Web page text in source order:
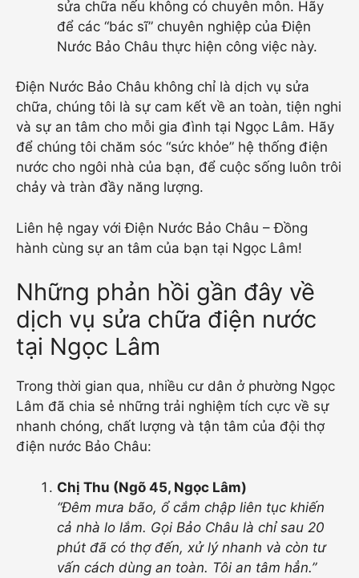
sửa chữa nếu không có chuyên môn. Hãy
để các “bác sĩ” chuyên nghiệp của Điện
Nước Bảo Châu thực hiện công việc này.
Điện Nước Bảo Châu không chỉ là dịch vụ sửa
chữa, chúng tôi là sự cam kết về an toàn, tiện nghi
và sự an tâm cho mỗi gia đình tại Ngọc Lâm. Hãy
để chúng tôi chăm sóc “sức khỏe” hệ thống điện
nước cho ngôi nhà của bạn, để cuộc sống luôn trôi
chảy và tràn đầy năng lượng.
Liên hệ ngay với Điện Nước Bảo Châu – Đồng
hành cùng sự an tâm của bạn tại Ngọc Lâm!
Những phản hồi gần đây về
dịch vụ sửa chữa điện nước
tại Ngọc Lâm
Trong thời gian qua, nhiều cư dân ở phường Ngọc
Lâm đã chia sẻ những trải nghiệm tích cực về sự
nhanh chóng, chất lượng và tận tâm của đội thợ
điện nước Bảo Châu:
Chị Thu (Ngõ 45, Ngọc Lâm)
“Đêm mưa bão, ổ cắm chập liên tục khiến
cả nhà lo lắm. Gọi Bảo Châu là chỉ sau 20
phút đã có thợ đến, xử lý nhanh và còn tư
vấn cách dùng an toàn. Tôi an tâm hẳn.”